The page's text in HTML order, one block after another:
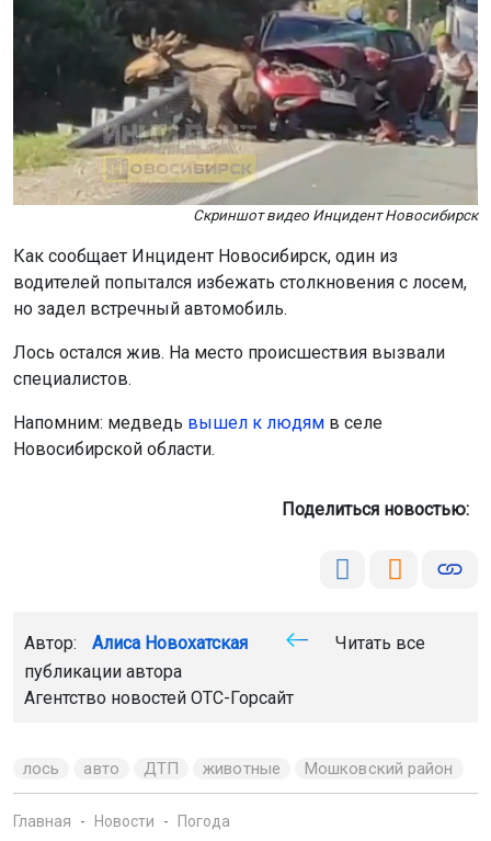
Скриншот видео Инцидент Новосибирск
Как сообщает Инцидент Новосибирск, один из
водителей попытался избежать столкновения с лосем,
но задел встречный автомобиль.
Лось остался жив. На место происшествия вызвали
специалистов.
Напомним: медведь вышел к людям в селе
Новосибирской области.
Поделиться новостью:
Автор: Алиса Новохатская
Читать все
публикации автора
Агентство новостей ОТС-Горсайт
лось авто ДТП животные Мошковский район
Главная Новости Погода